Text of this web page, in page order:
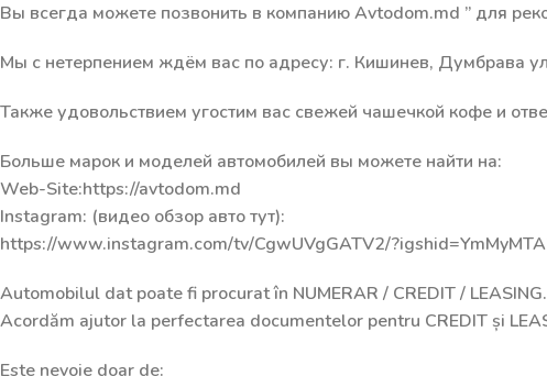
Вы всегда можете позвонить в компанию Avtodom.md ” для
Мы с нетерпением ждём вас по адресу: г. Кишинев, Думбрава
Также удовольствием угостим вас свежей чашечкой кофе и
Больше марок и моделей автомобилей вы можете найти на:
Web-Site:https://avtodom.md
Instagram: (видео обзор авто тут):
https://www.instagram.com/tv/CgwUVgGATV2/
Automobilul dat poate fi procurat în NUMERAR / CREDIT / LEASING.
Acordăm ajutor la perfectarea documentelor pentru CREDIT și
Este nevoie doar de: